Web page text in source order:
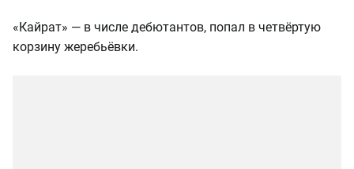
«Кайрат» — в числе дебютантов, попал в четвёртую
корзину жеребьёвки.